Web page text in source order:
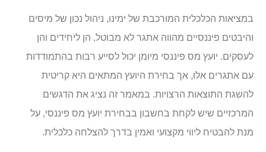
במציאות הכלכלית המורכבת של ימינו, ניהול נכון של מיסים
והיבטים פיננסיים מהווה אתגר לא מבוטל, הן ליחידים והן
לעסקים. יועץ מס פיננסי מיומן יכול לסייע רבות בהתמודדות
עם אתגרים אלו, אך בחירת היועץ המתאים היא קריטית
להשגת התוצאות הרצויות. במאמר זה נציג את הדגשים
המרכזיים שיש לקחת בחשבון בבחירת יועץ מס פיננסי, על
מנת להבטיח ליווי מקצועי ואמין בדרך להצלחה כלכלית.